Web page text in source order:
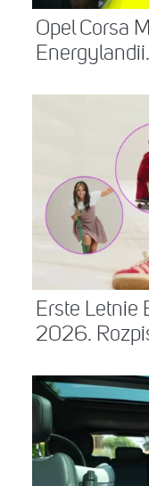
Opel Corsa
Erste Letnie
2026.